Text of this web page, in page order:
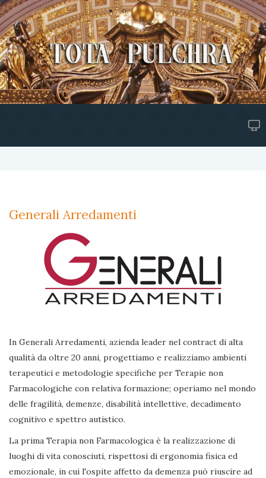
Generali Arredamenti
In Generali Arredamenti, azienda leader nel contract di alta
qualità da oltre 20 anni, progettiamo e realizziamo ambienti
terapeutici e metodologie specifiche per Terapie non
Farmacologiche con relativa formazione; operiamo nel mondo
delle fragilità, demenze, disabilità intellettive, decadimento
cognitivo e spettro autistico.
La prima Terapia non Farmacologica è la realizzazione di
luoghi di vita conosciuti, rispettosi di ergonomia fisica ed
emozionale, in cui l'ospite affetto da demenza può riuscire ad